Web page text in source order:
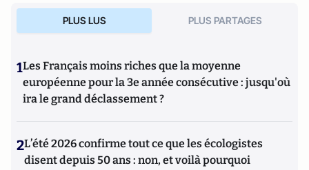
PLUS LUS PLUS PARTAGES
1Les Français moins riches que la moyenne
européenne pour la 3e année consécutive : jusqu'où
ira le grand déclassement ?
2L’été 2026 confirme tout ce que les écologistes
disent depuis 50 ans : non, et voilà pourquoi